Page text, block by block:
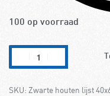
100 op voorraad
Zwarte houten lijst